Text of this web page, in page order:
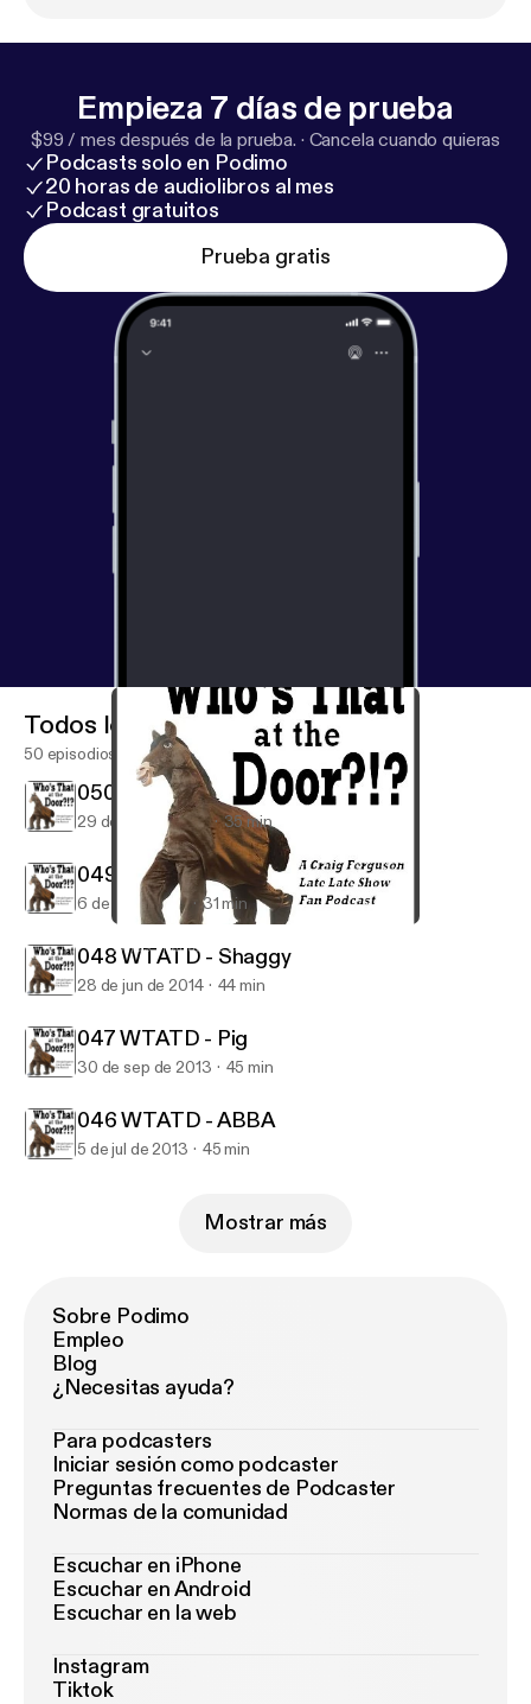
Empieza 7 días de prueba
$99 / mes después de la prueba. · Cancela cuando quieras
Podcasts solo en Podimo
20 horas de audiolibros al mes
Podcast gratuitos
Prueba gratis
Who's That at the Door?!?
Todos los episodios
50 episodios
050 WTATD - Sid
29 de nov de 2014 35 min
049 WTATD - Godzilla
6 de jul de 2014 31 min
048 WTATD - Shaggy
28 de jun de 2014 44 min
047 WTATD - Pig
30 de sep de 2013 45 min
046 WTATD - ABBA
5 de jul de 2013 45 min
Mostrar más
Sobre Podimo
Empleo
Blog
¿Necesitas ayuda?
Para podcasters
Iniciar sesión como podcaster
Preguntas frecuentes de Podcaster
Normas de la comunidad
Escuchar en iPhone
Escuchar en Android
Escuchar en la web
Instagram
Tiktok